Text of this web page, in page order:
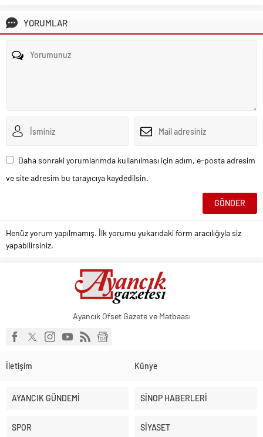
YORUMLAR
Daha sonraki yorumlarımda kullanılması için adım, e-posta adresim
ve site adresim bu tarayıcıya kaydedilsin.
Henüz yorum yapılmamış. İlk yorumu yukarıdaki form aracılığıyla siz
yapabilirsiniz.
Ayancık Ofset Gazete ve Matbaası
İletişim Künye
AYANCIK GÜNDEMİ SİNOP HABERLERİ
SPOR SİYASET